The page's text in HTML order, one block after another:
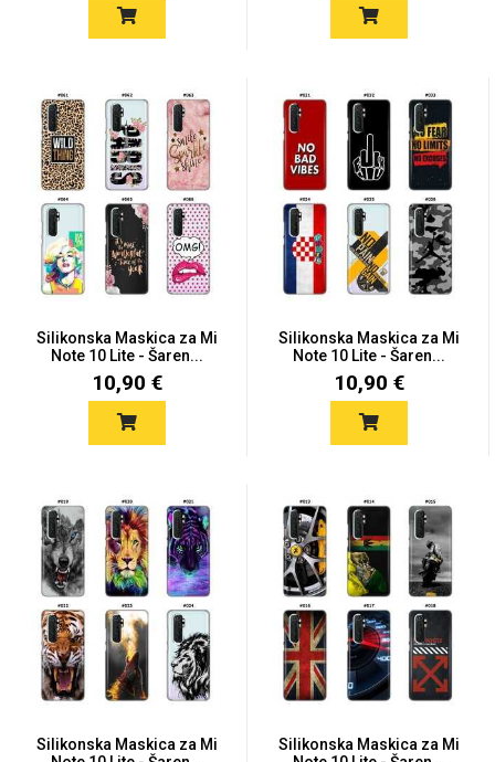
Silikonska Maskica za Mi
Note 10 Lite - Šaren...
10,90 €
Silikonska Maskica za Mi
Note 10 Lite - Šaren...
10,90 €
Silikonska Maskica za Mi
Silikonska Maskica za Mi